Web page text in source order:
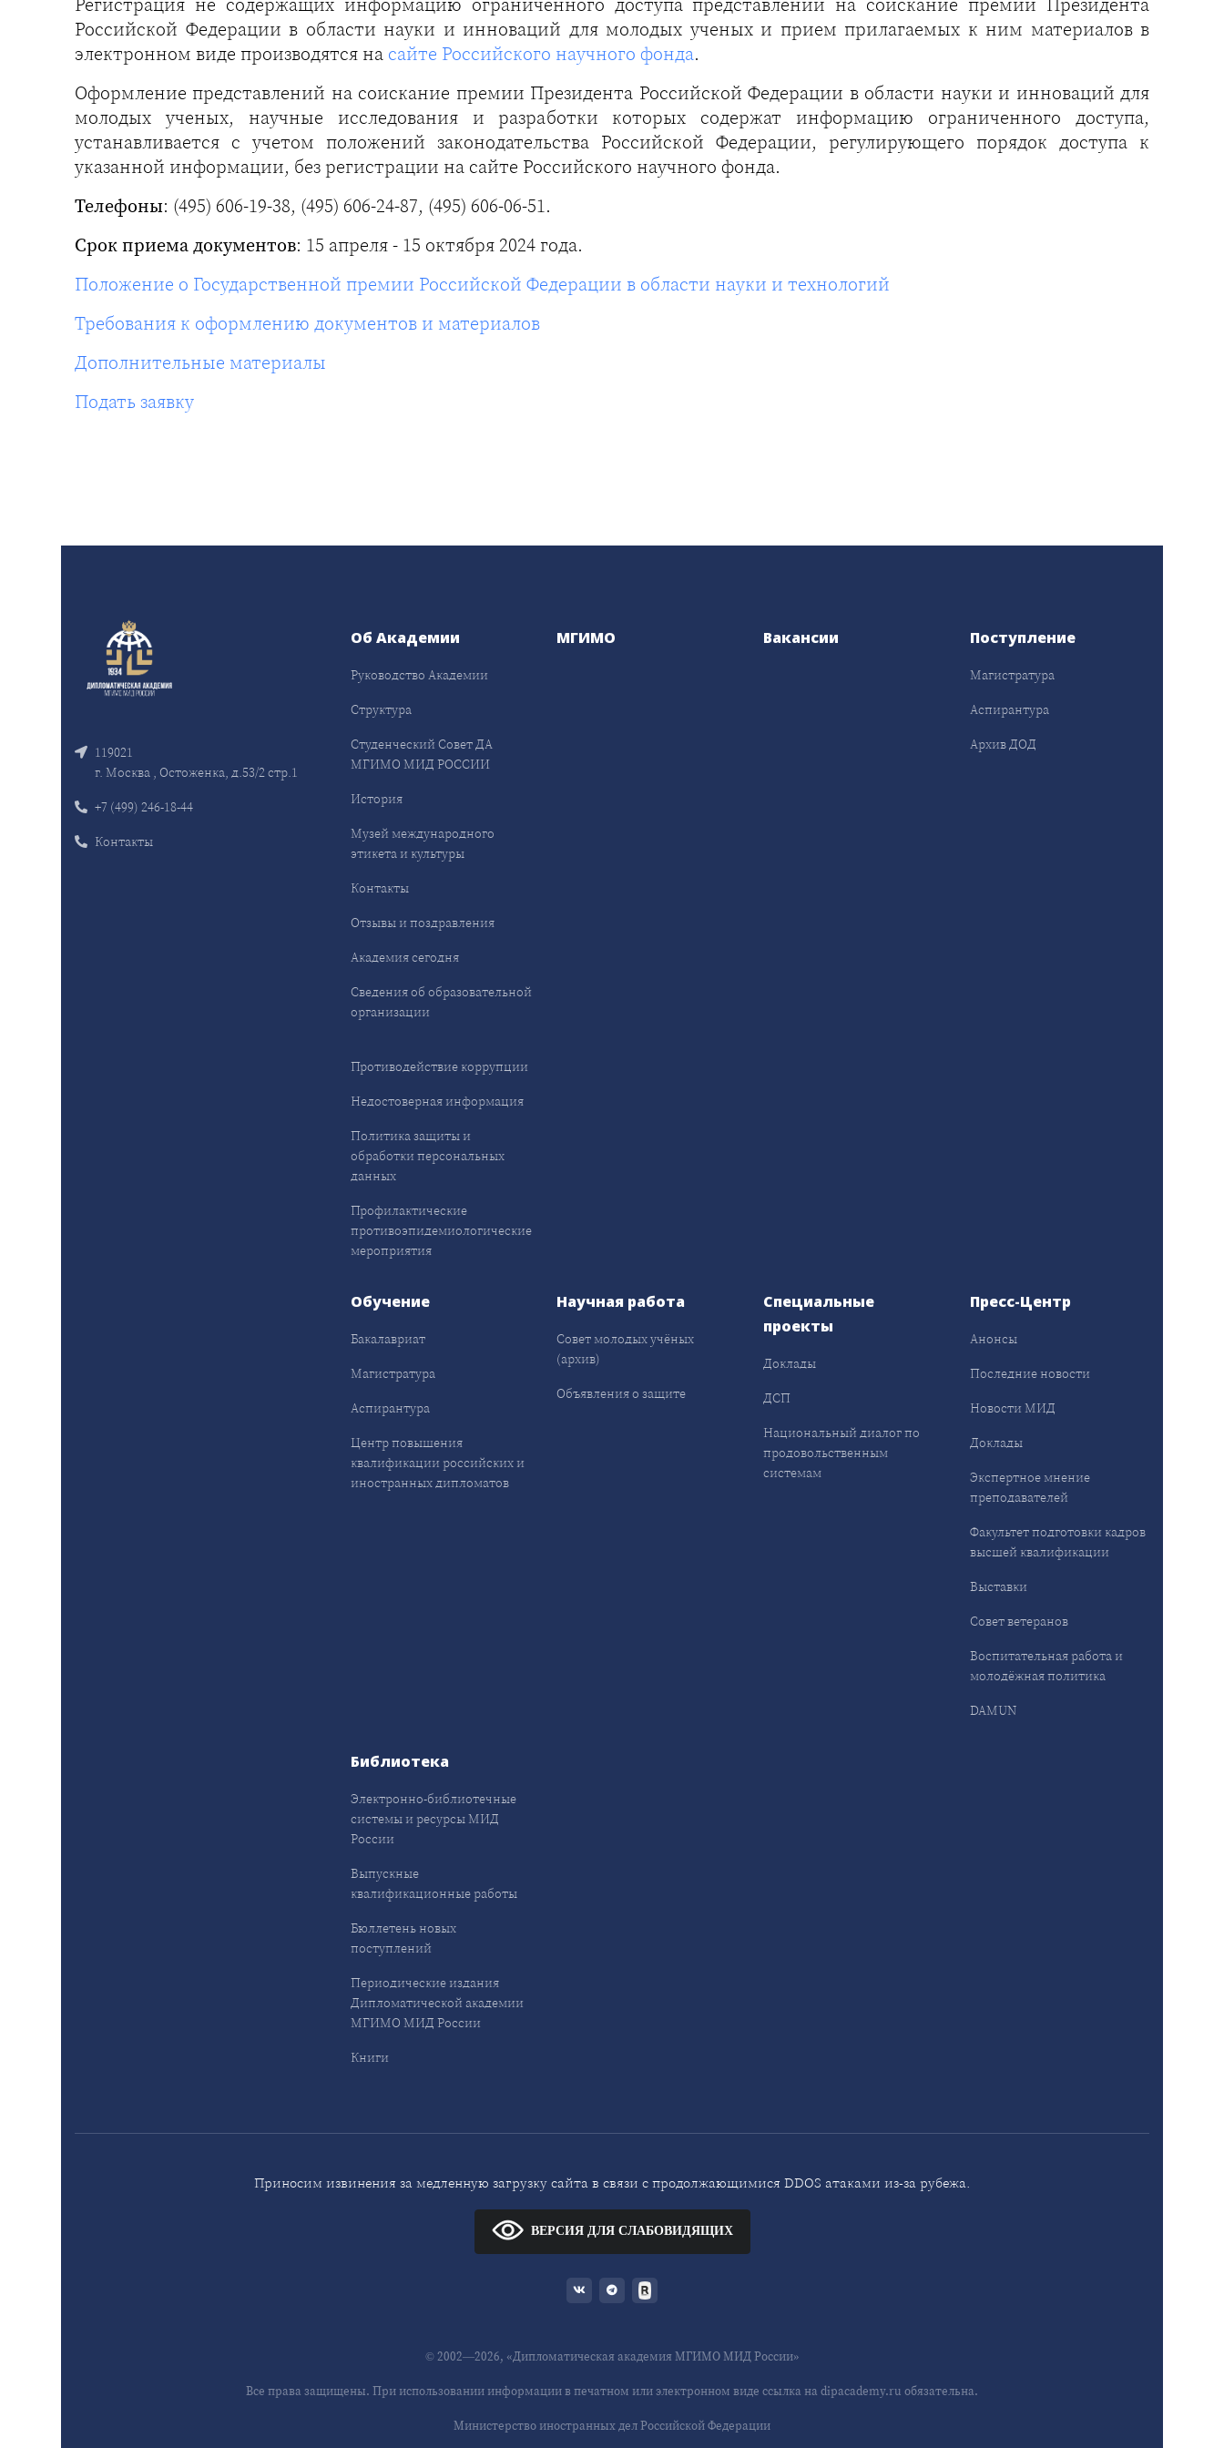
Российской Федерации в области науки и инноваций для молодых ученых и прием прилагаемых к ним материалов в
электронном виде производятся на сайте Российского научного фонда.
Оформление представлений на соискание премии Президента Российской Федерации в области науки и инноваций для
молодых ученых, научные исследования и разработки которых содержат информацию ограниченного доступа,
устанавливается с учетом положений законодательства Российской Федерации, регулирующего порядок доступа к
указанной информации, без регистрации на сайте Российского научного фонда.
Телефоны: (495) 606-19-38, (495) 606-24-87, (495) 606-06-51.
Срок приема документов: 15 апреля - 15 октября 2024 года.
Положение о Государственной премии Российской Федерации в области науки и технологий
Требования к оформлению документов и материалов
Дополнительные материалы
Подать заявку
119021
г. Москва , Остоженка, д.53/2 стр.1
+7 (499) 246-18-44
Контакты
Об Академии
Руководство Академии
Структура
Студенческий Совет ДА
МГИМО МИД РОССИИ
История
Музей международного
этикета и культуры
Контакты
Отзывы и поздравления
Академия сегодня
Сведения об образовательной
организации
Противодействие коррупции
Недостоверная информация
Политика защиты и
обработки персональных
данных
Профилактические
противоэпидемиологические
мероприятия
МГИМО Вакансии Поступление
Магистратура
Аспирантура
Архив ДОД
Обучение
Бакалавриат
Магистратура
Аспирантура
Центр повышения
квалификации российских и
иностранных дипломатов
Научная работа
Совет молодых учёных
(архив)
Объявления о защите
Специальные
проекты
Доклады
ДСП
Национальный диалог по
продовольственным
системам
Пресс-Центр
Анонсы
Последние новости
Новости МИД
Доклады
Экспертное мнение
преподавателей
Факультет подготовки кадров
высшей квалификации
Выставки
Совет ветеранов
Воспитательная работа и
молодёжная политика
DAMUN
Библиотека
Электронно-библиотечные
системы и ресурсы МИД
России
Выпускные
квалификационные работы
Бюллетень новых
поступлений
Периодические издания
Дипломатической академии
МГИМО МИД России
Книги
Приносим извинения за медленную загрузку сайта в связи с продолжающимися DDOS атаками из-за рубежа.
ВЕРСИЯ ДЛЯ СЛАБОВИДЯЩИХ
© 2002—2026, «Дипломатическая академия МГИМО МИД России»
Все права защищены. При использовании информации в печатном или электронном виде ссылка на dipacademy.ru обязательна.
Министерство иностранных дел Российской Федерации